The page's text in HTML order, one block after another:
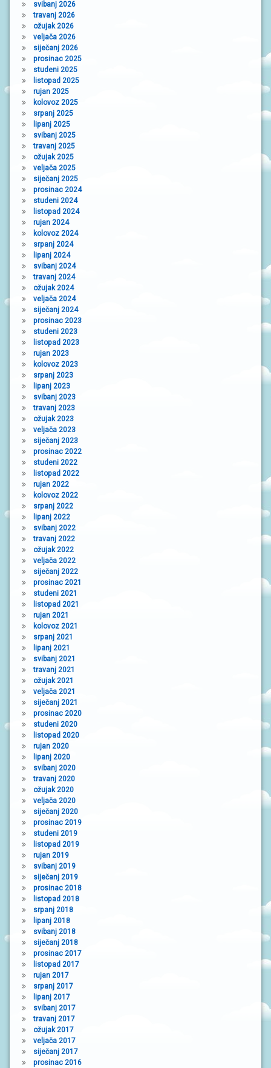
svibanj 2026
travanj 2026
ožujak 2026
veljača 2026
siječanj 2026
prosinac 2025
studeni 2025
listopad 2025
rujan 2025
kolovoz 2025
srpanj 2025
lipanj 2025
svibanj 2025
travanj 2025
ožujak 2025
veljača 2025
siječanj 2025
prosinac 2024
studeni 2024
listopad 2024
rujan 2024
kolovoz 2024
srpanj 2024
lipanj 2024
svibanj 2024
travanj 2024
ožujak 2024
veljača 2024
siječanj 2024
prosinac 2023
studeni 2023
listopad 2023
rujan 2023
kolovoz 2023
srpanj 2023
lipanj 2023
svibanj 2023
travanj 2023
ožujak 2023
veljača 2023
siječanj 2023
prosinac 2022
studeni 2022
listopad 2022
rujan 2022
kolovoz 2022
srpanj 2022
lipanj 2022
svibanj 2022
travanj 2022
ožujak 2022
veljača 2022
siječanj 2022
prosinac 2021
studeni 2021
listopad 2021
rujan 2021
kolovoz 2021
srpanj 2021
lipanj 2021
svibanj 2021
travanj 2021
ožujak 2021
veljača 2021
siječanj 2021
prosinac 2020
studeni 2020
listopad 2020
rujan 2020
lipanj 2020
svibanj 2020
travanj 2020
ožujak 2020
veljača 2020
siječanj 2020
prosinac 2019
studeni 2019
listopad 2019
rujan 2019
svibanj 2019
siječanj 2019
prosinac 2018
listopad 2018
srpanj 2018
lipanj 2018
svibanj 2018
siječanj 2018
prosinac 2017
listopad 2017
rujan 2017
srpanj 2017
lipanj 2017
svibanj 2017
travanj 2017
ožujak 2017
veljača 2017
siječanj 2017
prosinac 2016